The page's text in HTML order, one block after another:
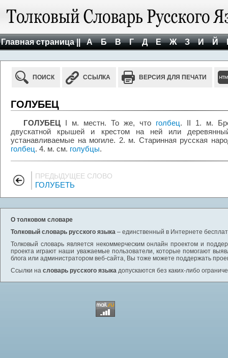
Главная страница || А Б В Г Д Е Ж З И Й
ПОИСК ССЫЛКА ВЕРСИЯ ДЛЯ ПЕЧАТИ
ГОЛУБЕЦ
ГОЛУБЕЦ I м. местн. То же, что голбец. II 1. м.
двускатной крышей и крестом на ней или
устанавливаемые на могиле. 2. м. Старинная русская
голбец. 4. м. см. голубцы.
ПРЕДЫДУЩЕЕ СЛОВО
ГОЛУБЕТЬ
О толковом словаре
Толковый словарь русского языка – единственный в Интернете
Толковый словарь является некоммерческим онлайн проектом и
проекта играют наши уважаемые пользователи, которые помогают
блога или администратором веб-сайта, Вы тоже можете поддержать
Ссылки на словарь русского языка допускаются без каких-либо